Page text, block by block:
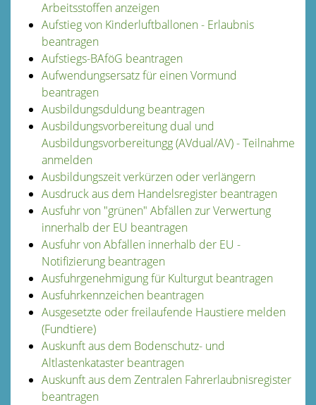
Arbeitsstoffen anzeigen
Aufstieg von Kinderluftballonen - Erlaubnis
beantragen
Aufstiegs-BAföG beantragen
Aufwendungsersatz für einen Vormund
beantragen
Ausbildungsduldung beantragen
Ausbildungsvorbereitung dual und
Ausbildungsvorbereitungg (AVdual/AV) - Teilnahme
anmelden
Ausbildungszeit verkürzen oder verlängern
Ausdruck aus dem Handelsregister beantragen
Ausfuhr von "grünen" Abfällen zur Verwertung
innerhalb der EU beantragen
Ausfuhr von Abfällen innerhalb der EU -
Notifizierung beantragen
Ausfuhrgenehmigung für Kulturgut beantragen
Ausfuhrkennzeichen beantragen
Ausgesetzte oder freilaufende Haustiere melden
(Fundtiere)
Auskunft aus dem Bodenschutz- und
Altlastenkataster beantragen
Auskunft aus dem Zentralen Fahrerlaubnisregister
beantragen